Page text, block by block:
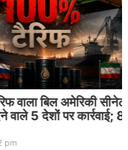
अमेरिकी सीनेट में
पर कार्रवाई; 86 सांसदों